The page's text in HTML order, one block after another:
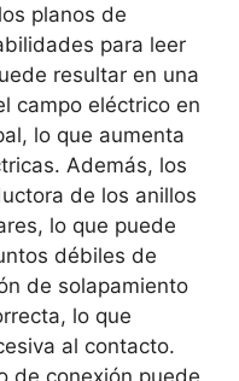
planos de
para leer
resultar en una
campo eléctrico en
lo que aumenta
Además, los
de los anillos
lo que puede
débiles de
de solapamiento
lo que
al contacto.
de conexión puede